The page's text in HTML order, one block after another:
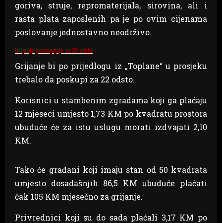
goriva, struje, repromaterijala, sirovina, ali i
rasta plata zaposlenih pa je po ovim cijenama
poslovanje jednostavno neodrživo.
Grijanje poskupljuje za 22 odsto
Grijanje bi po prijedlogu iz „Toplane“ u prosjeku
trebalo da poskupi za 22 odsto.
Korisnici u stambenim zgradama koji ga plaćaju
12 mjeseci umjesto 1,73 KM po kvadratu prostora
ubuduće će za istu uslugu morati izdvajati 2,10
KM.
Tako će građani koji imaju stan od 50 kvadrata
umjesto dosadašnjih 86,5 KM ubuduće plaćati
čak 105 KM mjesečno za grijanje.
Privrednici koji su do sada plaćali 3,17 KM po